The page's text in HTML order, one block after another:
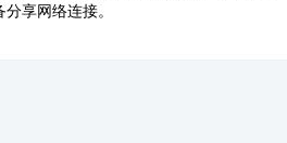
享网络连接。